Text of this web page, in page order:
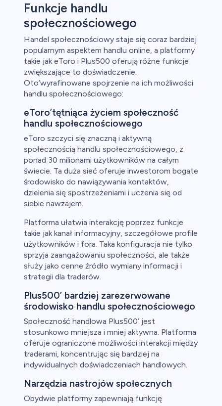
Funkcje handlu
społecznościowego
Handel społecznościowy staje się coraz bardziej
popularnym aspektem handlu online, a platformy
takie jak eToro i Plus500 oferują różne funkcje
zwiększające to doświadczenie.
Oto’wyrafinowane spojrzenie na ich możliwości
handlu społecznościowego:
eToro’tętniąca życiem społeczność
handlu społecznościowego
eToro szczyci się znaczną i aktywną
społecznością handlu społecznościowego, z
ponad 30 milionami użytkowników na całym
świecie. Ta duża sieć oferuje inwestorom bogate
środowisko do nawiązywania kontaktów,
dzielenia się spostrzeżeniami i uczenia się od
siebie nawzajem.
Platforma ułatwia interakcję poprzez funkcje
takie jak kanał informacyjny, szczegółowe profile
użytkowników i fora. Taka konfiguracja nie tylko
sprzyja zaangażowaniu społeczności, ale także
służy jako cenne źródło wymiany informacji i
strategii dla traderów.
Plus500’ bardziej zarezerwowane
środowisko handlu społecznościowego
Społeczność handlowa Plus500’ jest
stosunkowo mniejsza i mniej aktywna. Platforma
oferuje ograniczone możliwości interakcji między
traderami, koncentrując się bardziej na
indywidualnych doświadczeniach handlowych.
Narzędzia nastrojów społecznych
Obydwie platformy zapewniają funkcję